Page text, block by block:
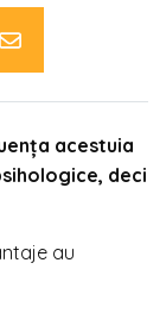
acestuia
deci
au